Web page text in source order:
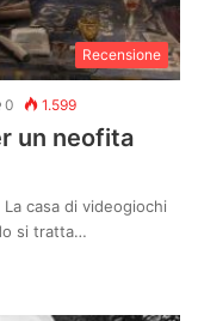
Recensione
0 1.599
un neofita
casa di videogiochi
si tratta…